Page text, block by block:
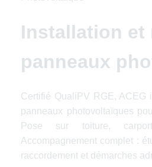
Installation et
panneaux
Certifié QualiPV RGE,
panneaux photovoltaïques
Pose sur toiture,
Accompagnement complet :
raccordement et démarches